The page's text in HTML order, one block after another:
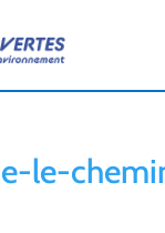
le-